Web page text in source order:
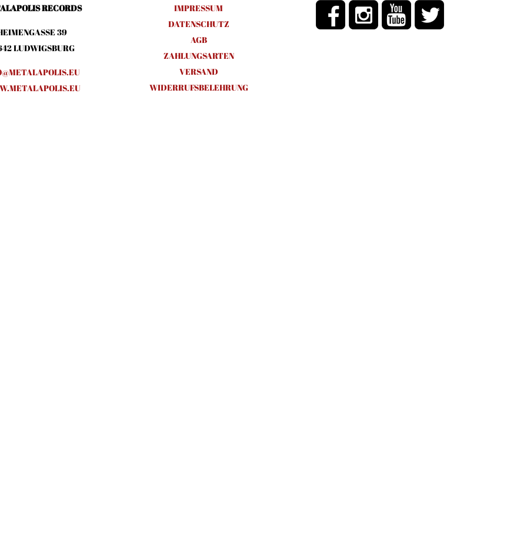
RECORDS
39
LUDWIGSBURG
IMPRESSUM
DATENSCHUTZ
AGB
ZAHLUNGSARTEN
VERSAND
WIDERRUFSBELEHRUNG